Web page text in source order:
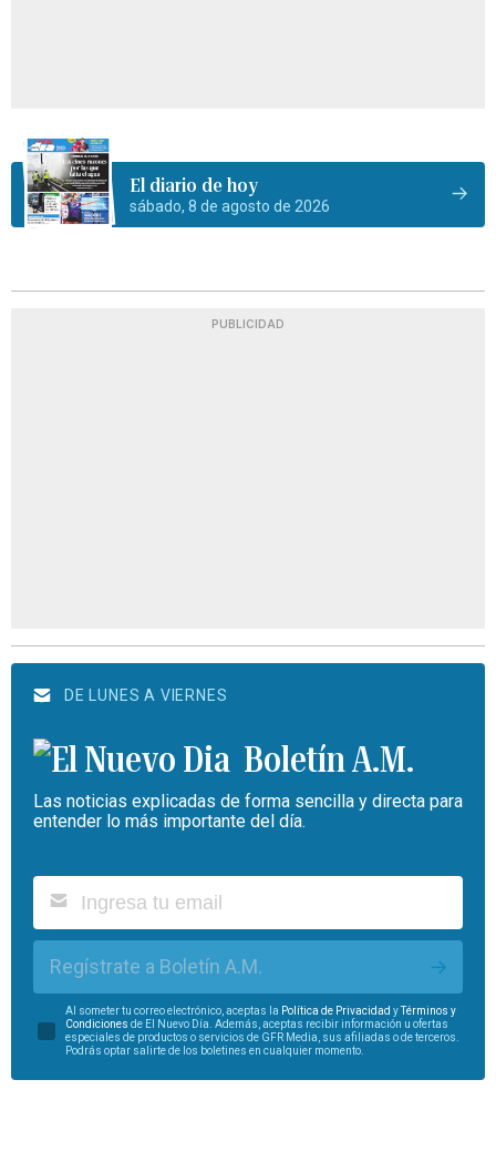
El diario de hoy
sábado, 8 de agosto de 2026
PUBLICIDAD
DE LUNES A VIERNES
Boletín A.M.
Las noticias explicadas de forma sencilla y directa para
entender lo más importante del día.
Regístrate a Boletín A.M.
Al someter tu correo electrónico, aceptas la Política de Privacidad y
Términos y
Condiciones de El Nuevo Día. Además, aceptas recibir información u ofertas
especiales de productos o servicios de GFR Media, sus afiliadas o de terceros.
Podrás optar salirte de los boletines en cualquier momento.